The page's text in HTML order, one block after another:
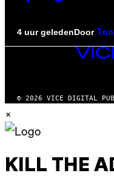
4 uur geledenDoor
VICE
MEDIA
© 2026 VICE DIGITAL
×
KILL THE